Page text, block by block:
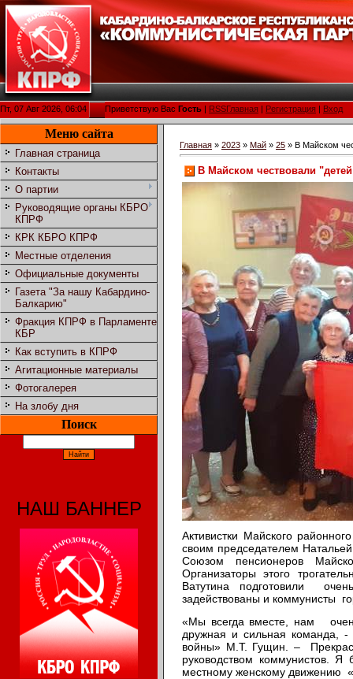
Пт, 07 Авг 2026, 06:04 Приветствую Вас Гость RSSГлавная Регистрация Вход
Меню сайта
Главная страница
Контакты
О партии
Руководящие органы КБРО
КПРФ
КРК КБРО КПРФ
Местные отделения
Официальные документы
Газета "За нашу Кабардино-
Балкарию"
Фракция КПРФ в Парламенте
КБР
Как вступить в КПРФ
Агитационные материалы
Фотогалерея
На злобу дня
Поиск
НАШ БАННЕР
Главная » 2023 » Май » 25 » В Майском
В Майском чествовали
Активистки Майского
своим председателем
Союзом пенсионеров
Организаторы этого
Ватутина подготовили
задействованы и коммунисты
«Мы всегда вместе, нам
дружная и сильная команда, -
войны» М.Т. Гущин. –
руководством коммунистов.
местному женскому движению